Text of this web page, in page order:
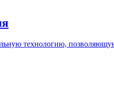
технологию,